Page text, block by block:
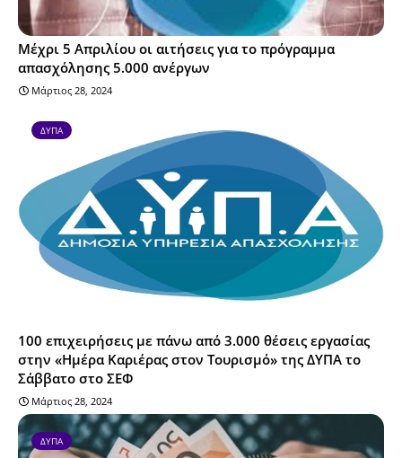
Μέχρι 5 Απριλίου οι αιτήσεις για το πρόγραμμα
απασχόλησης 5.000 ανέργων
Μάρτιος 28, 2024
ΔΥΠΑ
100 επιχειρήσεις με πάνω από 3.000 θέσεις εργασίας
στην «Ημέρα Καριέρας στον Τουρισμό» της ΔΥΠΑ το
Σάββατο στο ΣΕΦ
Μάρτιος 28, 2024
ΔΥΠΑ